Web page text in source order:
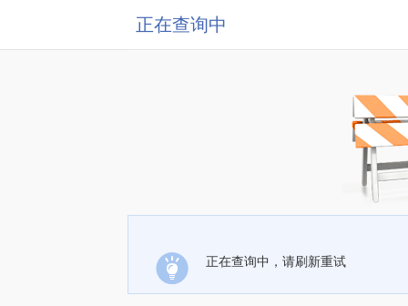
正在查询中
正在查询中，请刷新重试